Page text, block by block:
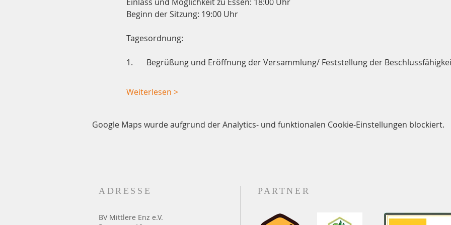
Beginn der Sitzung: 19:00 Uhr
Tagesordnung:
1.	Begrüßung und Eröffnung der Versammlung/ Feststellung der
Weiterlesen >
Google Maps wurde aufgrund der Analytics- und funktionalen Cookie-Einstellungen blockiert.
ADRESSE
BV Mittlere Enz e.V.
PARTNER